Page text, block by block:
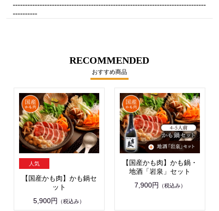
-------------------------------------------------------------------------------
----------
RECOMMENDED
おすすめ商品
【国産かも肉】かも鍋セ
ット
5,900円
（税込み）
【国産かも肉】かも鍋・
地酒「岩泉」セット
7,900円
（税込み）